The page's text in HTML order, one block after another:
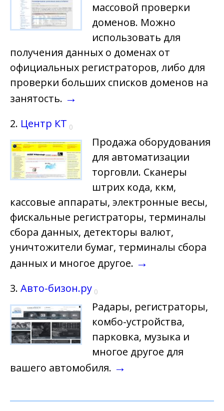
массовой проверки
доменов. Можно
использовать для
получения данных о доменах от
официальных регистраторов, либо для
проверки больших списков доменов на
занятость. →
2. Центр КТ 0
Продажа оборудования
для автоматизации
торговли. Сканеры
штрих кода, ккм,
кассовые аппараты, электронные весы,
фискальные регистраторы, терминалы
сбора данных, детекторы валют,
уничтожители бумаг, терминалы сбора
данных и многое другое. →
3. Авто-бизон.ру 0
Радары, регистраторы,
комбо-устройства,
парковка, музыка и
многое другое для
вашего автомобиля. →